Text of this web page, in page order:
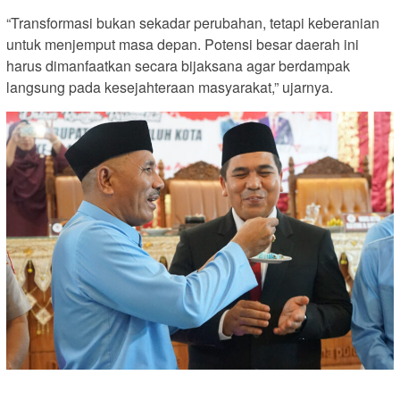
“Transformasi bukan sekadar perubahan, tetapi keberanian
untuk menjemput masa depan. Potensi besar daerah ini
harus dimanfaatkan secara bijaksana agar berdampak
langsung pada kesejahteraan masyarakat,” ujarnya.